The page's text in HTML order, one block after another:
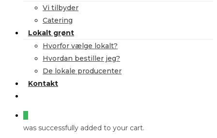
Vi tilbyder
Catering
Lokalt grønt
Hvorfor vælge lokalt?
Hvordan bestiller jeg?
De lokale producenter
Kontakt
was successfully added to your cart.